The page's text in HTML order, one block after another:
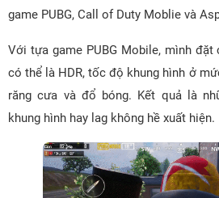
game PUBG, Call of Duty Moblie và
Với tựa game PUBG Mobile, mình
có thể là HDR, tốc độ khung hình ở
răng cưa và đổ bóng. Kết quả là
khung hình hay lag không hề xuất hiện.